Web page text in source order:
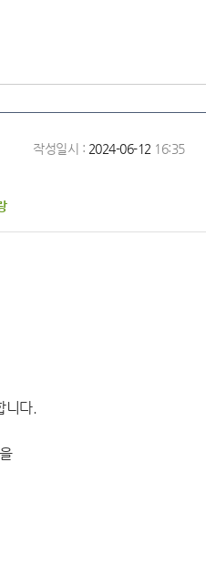
작성일시 : 2024-06-12 16:35
니다.